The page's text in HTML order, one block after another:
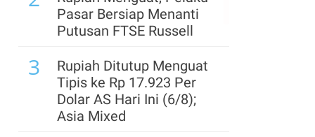
Pasar Bersiap Menanti
Putusan FTSE Russell
3
Rupiah Ditutup Menguat
Tipis ke Rp 17.923 Per
Dolar AS Hari Ini (6/8);
Asia Mixed